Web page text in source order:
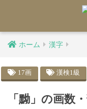
ホーム 漢字
17画 漢検1級
「黝」の画数